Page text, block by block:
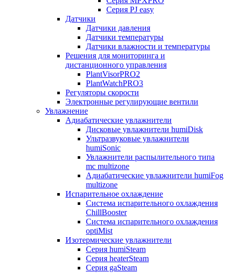
Серия PJ easy
Датчики
Датчики давления
Датчики температуры
Датчики влажности и температуры
Решения для мониторинга и
дистанционного управления
PlantVisorPRO2
PlantWatchPRO3
Регуляторы скорости
Электронные регулирующие вентили
Увлажнение
Адиабатические увлажнители
Дисковые увлажнители humiDisk
Ультразвуковые увлажнители
humiSonic
Увлажнители распылительного типа
mc multizone
Адиабатические увлажнители humiFog
multizone
Испарительное охлаждение
Система испарительного охлаждения
ChillBooster
Система испарительного охлаждения
optiMist
Изотермические увлажнители
Серия humiSteam
Серия heaterSteam
Серия gaSteam